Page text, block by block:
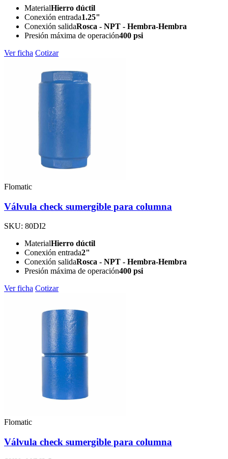
MaterialHierro dúctil
Conexión entrada1.25"
Conexión salidaRosca - NPT - Hembra-Hembra
Presión máxima de operación400 psi
Ver ficha Cotizar
Flomatic
Válvula check sumergible para columna
SKU: 80DI2
MaterialHierro dúctil
Conexión entrada2"
Conexión salidaRosca - NPT - Hembra-Hembra
Presión máxima de operación400 psi
Ver ficha Cotizar
Flomatic
Válvula check sumergible para columna